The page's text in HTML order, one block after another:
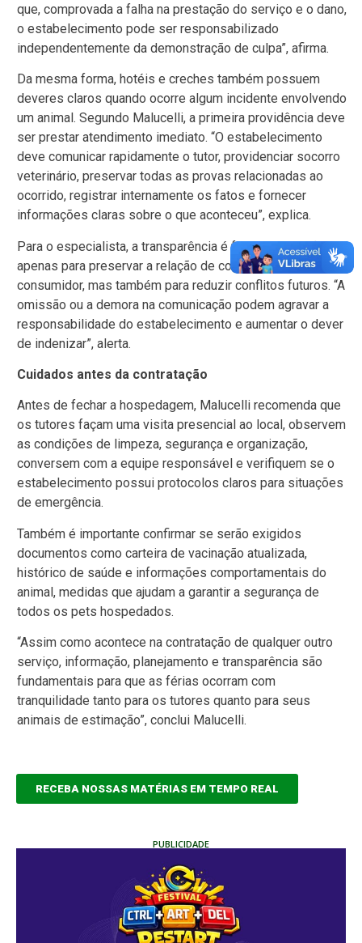
que, comprovada a falha na prestação do serviço e o dano,
o estabelecimento pode ser responsabilizado
independentemente da demonstração de culpa”, afirma.
Da mesma forma, hotéis e creches também possuem
deveres claros quando ocorre algum incidente envolvendo
um animal. Segundo Malucelli, a primeira providência deve
ser prestar atendimento imediato. “O estabelecimento
deve comunicar rapidamente o tutor, providenciar socorro
veterinário, preservar todas as provas relacionadas ao
ocorrido, registrar internamente os fatos e fornecer
informações claras sobre o que aconteceu”, explica.
Para o especialista, a transparência é fundamental não
apenas para preservar a relação de confiança com o
consumidor, mas também para reduzir conflitos futuros. “A
omissão ou a demora na comunicação podem agravar a
responsabilidade do estabelecimento e aumentar o dever
de indenizar”, alerta.
Cuidados antes da contratação
Antes de fechar a hospedagem, Malucelli recomenda que
os tutores façam uma visita presencial ao local, observem
as condições de limpeza, segurança e organização,
conversem com a equipe responsável e verifiquem se o
estabelecimento possui protocolos claros para situações
de emergência.
Também é importante confirmar se serão exigidos
documentos como carteira de vacinação atualizada,
histórico de saúde e informações comportamentais do
animal, medidas que ajudam a garantir a segurança de
todos os pets hospedados.
“Assim como acontece na contratação de qualquer outro
serviço, informação, planejamento e transparência são
fundamentais para que as férias ocorram com
tranquilidade tanto para os tutores quanto para seus
animais de estimação”, conclui Malucelli.
RECEBA NOSSAS MATÉRIAS EM TEMPO REAL
PUBLICIDADE